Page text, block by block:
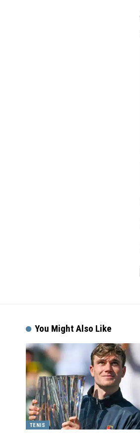
You Might Also Like
TENIS